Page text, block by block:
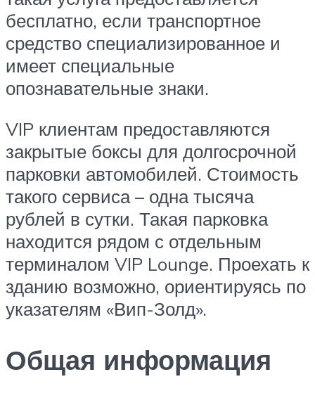
бесплатно, если транспортное
средство специализированное и
имеет специальные
опознавательные знаки.
VIP клиентам предоставляются
закрытые боксы для долгосрочной
парковки автомобилей. Стоимость
такого сервиса – одна тысяча
рублей в сутки. Такая парковка
находится рядом с отдельным
терминалом VIP Lounge. Проехать к
зданию возможно, ориентируясь по
указателям «Вип-Золд».
Общая информация